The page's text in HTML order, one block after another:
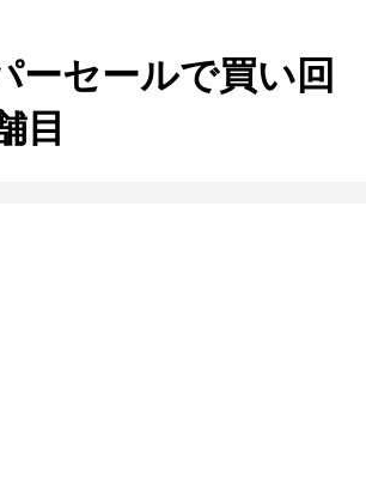
ーセールで買い回
目